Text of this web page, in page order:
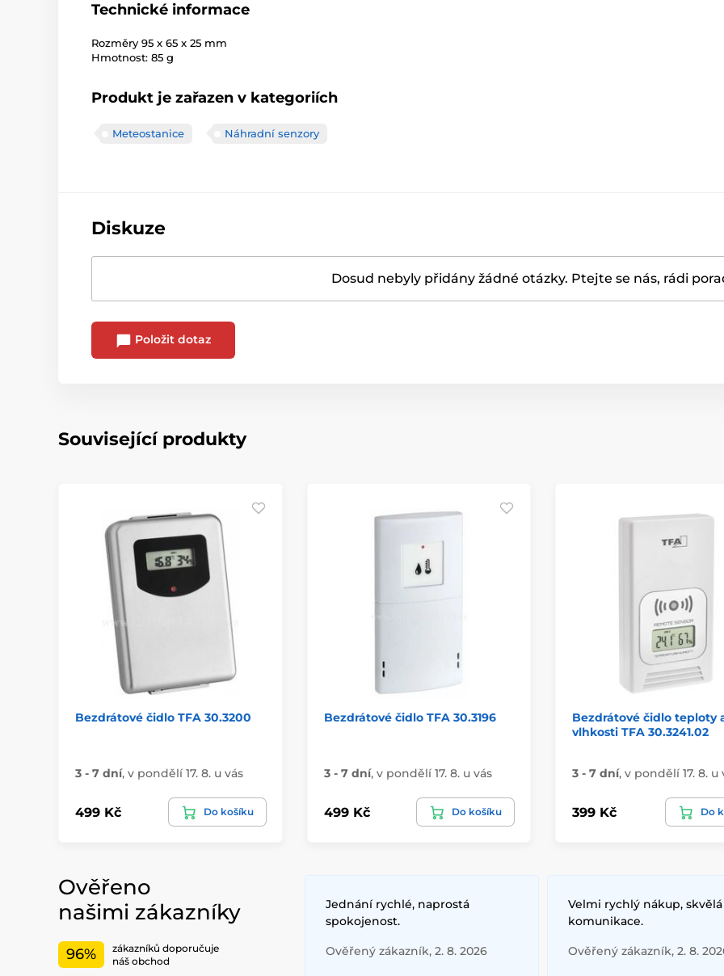
Technické informace
Rozměry 95 x 65 x 25 mm
Hmotnost: 85 g
Produkt je zařazen v kategoriích
Meteostanice Náhradní senzory
Diskuze
Dosud nebyly přidány žádné otázky. Ptejte se nás, rádi
Položit dotaz
Související produkty
Bezdrátové čidlo TFA 30.3200
3 - 7 dní, v pondělí 17. 8. u vás
499 Kč Do košíku
Bezdrátové čidlo TFA 30.3196
3 - 7 dní, v pondělí 17. 8. u vás
499 Kč Do košíku
Bezdrátové čidlo teploty
vlhkosti TFA 30.3241.02
3 - 7 dní, v pondělí 17. 8. u
399 Kč Do
Ověřeno
našimi zákazníky
96%
zákazníků doporučuje
náš obchod
Jednání rychlé, naprostá
spokojenost.
Ověřený zákazník, 2. 8. 2026
Velmi rychlý nákup, skvělá
komunikace.
Ověřený zákazník, 2. 8.